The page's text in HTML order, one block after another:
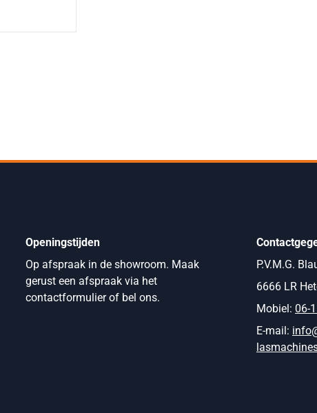
Openingstijden
Op afspraak in de showroom. Maak
gerust een afspraak via het
contactformulier of bel ons.
P.V.M.G.
6666 LR
Mobiel: 06-
E-mail: